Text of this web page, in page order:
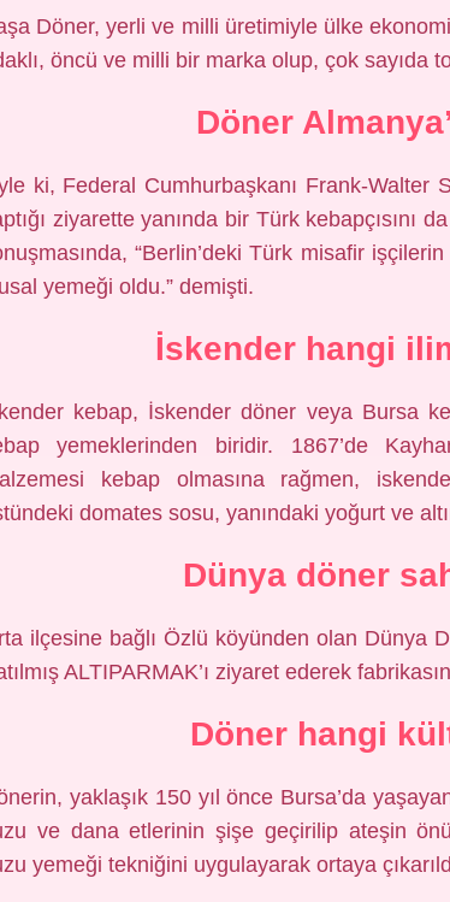
Döner, yerli ve milli üretimiyle ülke
öncü ve milli bir marka olup, çok sayıda
Döner
ki, Federal Cumhurbaşkanı Frank-Walter
ziyarette yanında bir Türk kebapçısını
“Berlin’deki Türk misafir
yemeği oldu.” demişti.
İskender hangi
kebap, İskender döner veya Bursa
yemeklerinden biridir. 1867’de
kebap olmasına rağmen,
domates sosu, yanındaki yoğurt ve
Dünya döner
ilçesine bağlı Özlü köyünden olan Dünya
ALTIPARMAK’ı ziyaret ederek
Döner hangi
yaklaşık 150 yıl önce Bursa’da
ve dana etlerinin şişe geçirilip ateşin
yemeği tekniğini uygulayarak ortaya